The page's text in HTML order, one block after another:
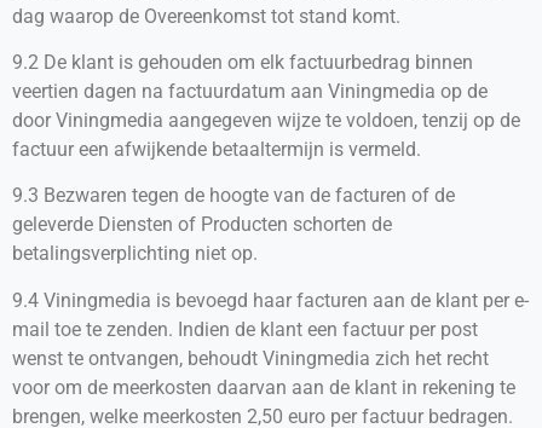
dag waarop de Overeenkomst tot stand komt.
9.2 De klant is gehouden om elk factuurbedrag binnen
veertien dagen na factuurdatum aan Viningmedia op de
door Viningmedia aangegeven wijze te voldoen, tenzij op de
factuur een afwijkende betaaltermijn is vermeld.
9.3 Bezwaren tegen de hoogte van de facturen of de
geleverde Diensten of Producten schorten de
betalingsverplichting niet op.
9.4 Viningmedia is bevoegd haar facturen aan de klant per e-
mail toe te zenden. Indien de klant een factuur per post
wenst te ontvangen, behoudt Viningmedia zich het recht
voor om de meerkosten daarvan aan de klant in rekening te
brengen, welke meerkosten 2,50 euro per factuur bedragen.